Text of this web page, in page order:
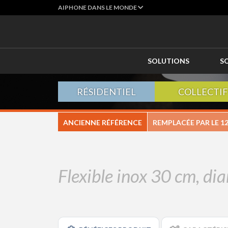
AIPHONE DANS LE MONDE
SOLUTIONS
RÉSIDENTIEL COLLECTIF
ANCIENNE RÉFÉRENCE REMPLACÉE PAR LE
Flexible inox 30 cm,